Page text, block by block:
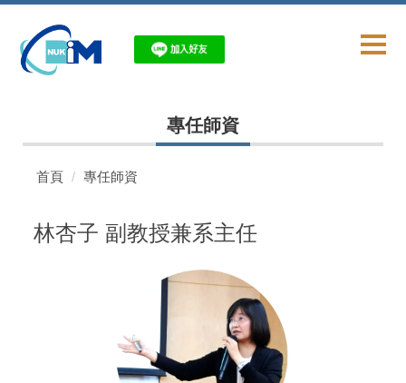
主
專任師資
首頁 專任師資
林杏子 副教授兼系主任